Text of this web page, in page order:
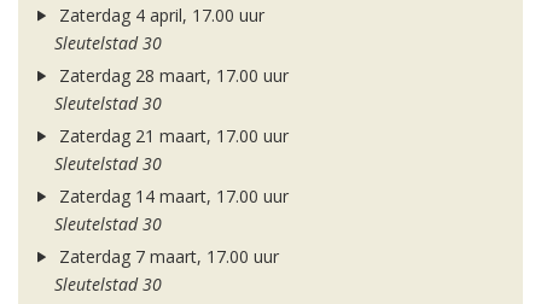
Zaterdag 4 april, 17.00 uur
Sleutelstad 30
Zaterdag 28 maart, 17.00 uur
Sleutelstad 30
Zaterdag 21 maart, 17.00 uur
Sleutelstad 30
Zaterdag 14 maart, 17.00 uur
Sleutelstad 30
Zaterdag 7 maart, 17.00 uur
Sleutelstad 30